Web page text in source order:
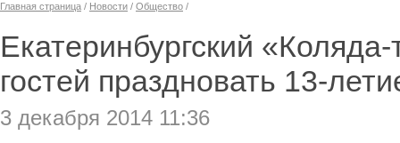
Главная страница / Новости / Общество /
Екатеринбургский
гостей праздновать 13-
3 декабря 2014 11:36